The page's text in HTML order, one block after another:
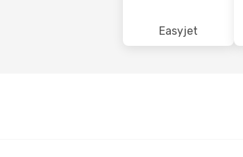
Easyjet